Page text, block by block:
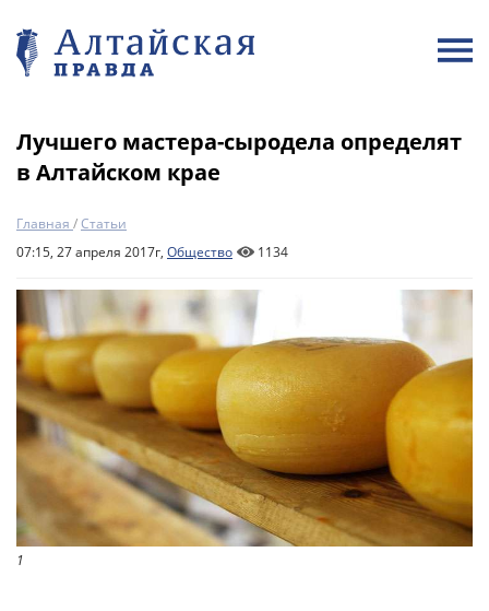
Лучшего мастера-сыродела определят
в Алтайском крае
Главная /Статьи
07:15, 27 апреля 2017г, Общество 1134
1